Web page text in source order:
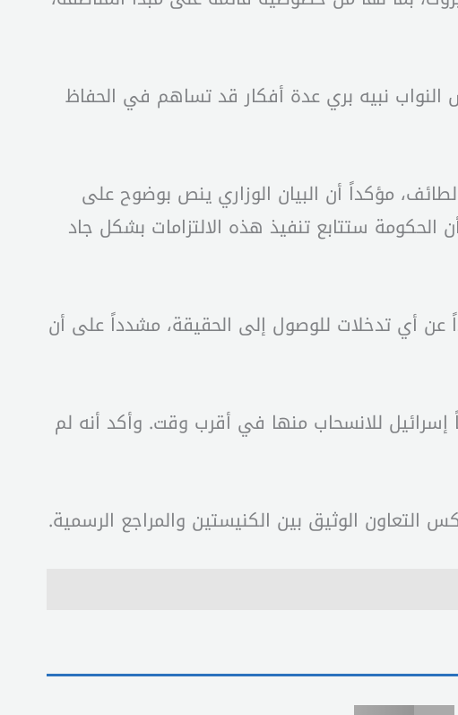
نبيه بري عدة أفكار قد تساهم في الحفاظ
مؤكداً أن البيان الوزاري ينص بوضوح على
ستتابع تنفيذ هذه الالتزامات بشكل جاد
عن أي تدخلات للوصول إلى الحقيقة، مشدداً على أن
إسرائيل للانسحاب منها في أقرب وقت. وأكد أنه لم
الوثيق بين الكنيستين والمراجع الرسمية.